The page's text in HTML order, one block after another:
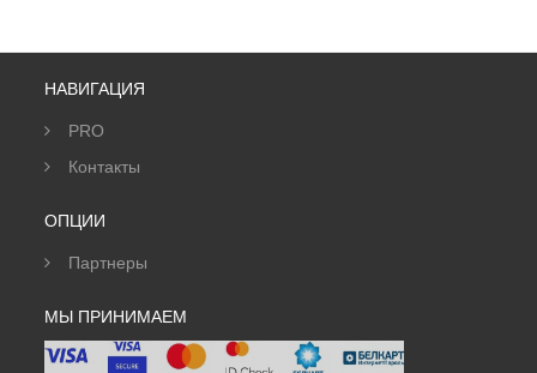
НАВИГАЦИЯ
PRO
Контакты
ОПЦИИ
Партнеры
МЫ ПРИНИМАЕМ